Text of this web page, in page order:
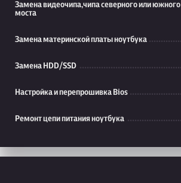
Замена видеочипа,чипа северного или южного
моста
Замена материнской платы ноутбука
Замена HDD/SSD
Настройка и перепрошивка Bios
Ремонт цепи питания ноутбука